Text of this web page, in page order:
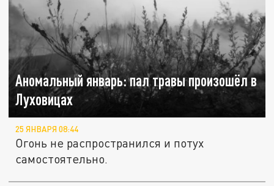
Аномальный январь: пал травы произошёл в
Луховицах
25 ЯНВАРЯ 08:44
Огонь не распространился и потух
самостоятельно.